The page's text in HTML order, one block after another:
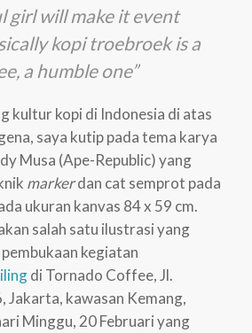
girl will make it event
kopi troebroek is a
a humble one”
kultur kopi di Indonesia di atas
saya kutip pada tema karya
Musa (Ape-Republic) yang
markerdan cat semprot pada
ukuran kanvas 84 x 59 cm.
salah satu ilustrasi yang
kegiatan
di Tornado Coffee, Jl.
Jakarta, kawasan Kemang,
Minggu, 20 Februari yang